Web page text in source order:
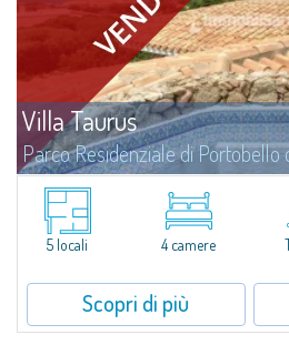
Villa Taurus
Parco Residenziale di Portobello
​Meravigliosa villa in vendita immersa nel
Parco Residenziale di Portobello di
Residenziale fronte mare della Sardegna, a
5 locali
4 camere
Scopri di più